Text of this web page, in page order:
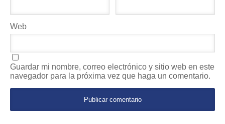
Web
Guardar mi nombre, correo electrónico y sitio web en este
navegador para la próxima vez que haga un comentario.